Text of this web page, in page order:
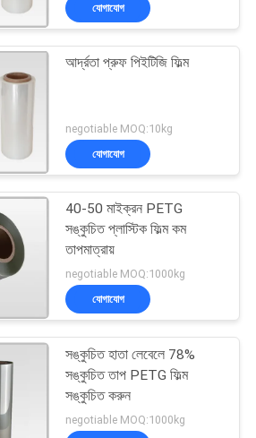
যোগাযোগ
আর্দ্রতা প্রুফ পিইটিজি ফিল্ম
negotiable MOQ:10kg
যোগাযোগ
40-50 মাইক্রন PETG
সঙ্কুচিত প্লাস্টিক ফিল্ম কম
তাপমাত্রায়
negotiable MOQ:1000kg
যোগাযোগ
সঙ্কুচিত হাতা লেবেলে 78%
সঙ্কুচিত তাপ PETG ফিল্ম
সঙ্কুচিত করুন
negotiable MOQ:1000kg